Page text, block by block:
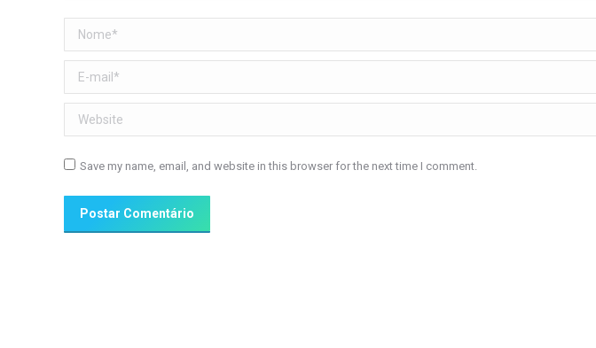
Nome *
E-mail *
Website
Save my name, email, and website in this browser for the next time I comment.
Postar Comentário